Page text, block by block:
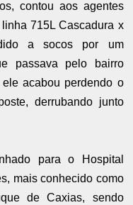
contou aos agentes
715L Cascadura x
a socos por um
passava pelo bairro
acabou perdendo o
derrubando junto
para o Hospital
mais conhecido como
de Caxias, sendo